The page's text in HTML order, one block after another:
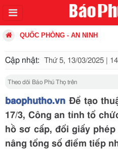
QUỐC PHÒNG - AN NINH
Cập nhật: Thứ 5, 13/03/2025 |
Theo dõi Báo Phú Thọ trên
baophutho.vn Để tạo
17/3, Công an tỉnh tổ
hồ sơ cấp, đổi giấy
nâng tổng số điểm tiếp